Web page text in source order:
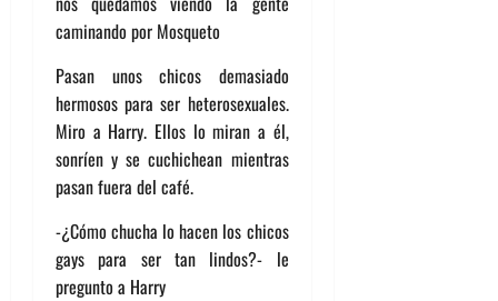
caminando por Mosqueto
Pasan unos chicos demasiado
hermosos para ser heterosexuales.
Miro a Harry. Ellos lo miran a él,
sonríen y se cuchichean mientras
pasan fuera del café.
-¿Cómo chucha lo hacen los chicos
gays para ser tan lindos?- le
pregunto a Harry